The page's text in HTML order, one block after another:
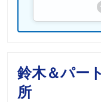
鈴木＆パー
所